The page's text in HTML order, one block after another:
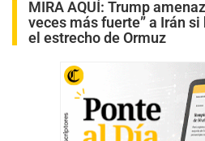
MIRA AQUÍ: Trump
veces más fuerte” a Irán
el estrecho de Ormuz